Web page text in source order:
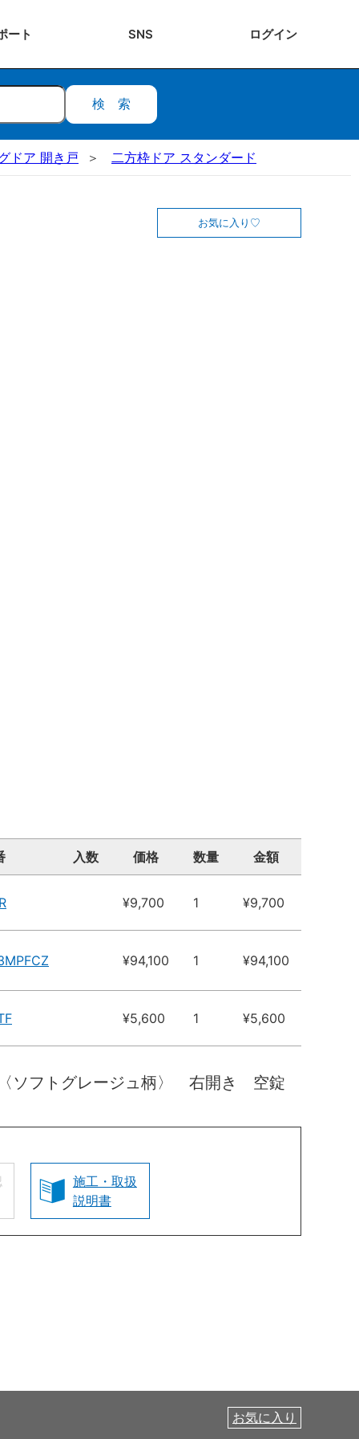
ート SNS ログイン
検索
ドア 開き戸 二方枠ドア スタンダード
お気に入り
入数 価格 数量 金額
¥9,700 1 ¥9,700
¥94,100 1 ¥94,100
¥5,600 1 ¥5,600
ソフトグレージュ柄〉 右開き 空錠
施工・取扱
説明書
お気に入り